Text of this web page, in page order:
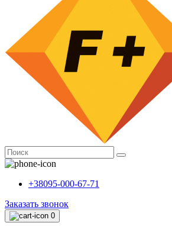
+38095-000-67-71
Заказать звонок
0